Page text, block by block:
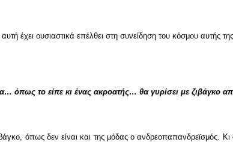
έχει ουσιαστικά επέλθει στη συνείδηση του κόσμου αυτής
όπως το είπε κι ένας ακροατής… θα γυρίσει με ζιβάγκο
όπως δεν είναι και της μόδας ο